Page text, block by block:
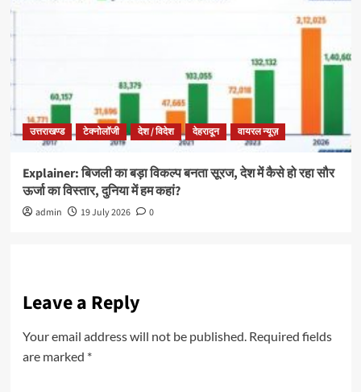
उत्तराखण्ड टेक्नोलॉजी देश / विदेश देहरादून वायरल न्यूज़
Explainer: बिजली का बड़ा विकल्प बनता सूरज, देश में कैसे हो रहा सौर
ऊर्जा का विस्तार, दुनिया में हम कहां?
admin 19 July 2026 0
Leave a Reply
Your email address will not be published. Required fields
are marked *